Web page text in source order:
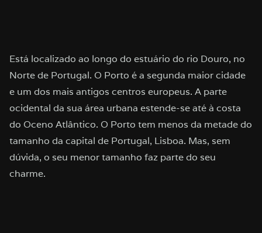
Está localizado ao longo do estuário do rio Douro, no
Norte de Portugal. O Porto é a segunda maior cidade
e um dos mais antigos centros europeus. A parte
ocidental da sua área urbana estende-se até à costa
do Oceno Atlântico. O Porto tem menos da metade do
tamanho da capital de Portugal, Lisboa. Mas, sem
dúvida, o seu menor tamanho faz parte do seu
charme.